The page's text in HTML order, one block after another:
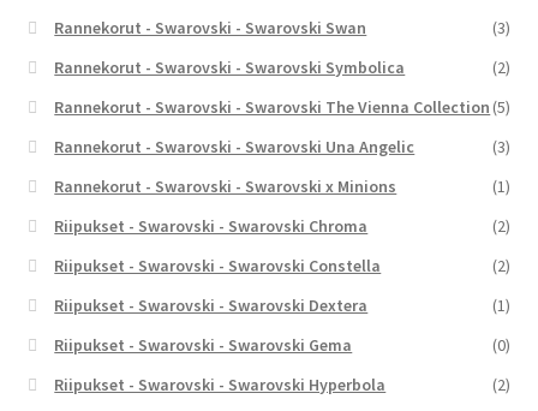
Rannekorut - Swarovski - Swarovski Swan
(3)
Rannekorut - Swarovski - Swarovski Symbolica
(2)
Rannekorut - Swarovski - Swarovski The Vienna Collection (5)
Rannekorut - Swarovski - Swarovski Una Angelic
(3)
Rannekorut - Swarovski - Swarovski x Minions
(1)
Riipukset - Swarovski - Swarovski Chroma
(2)
Riipukset - Swarovski - Swarovski Constella
(2)
Riipukset - Swarovski - Swarovski Dextera
(1)
Riipukset - Swarovski - Swarovski Gema
(0)
Riipukset - Swarovski - Swarovski Hyperbola
(2)